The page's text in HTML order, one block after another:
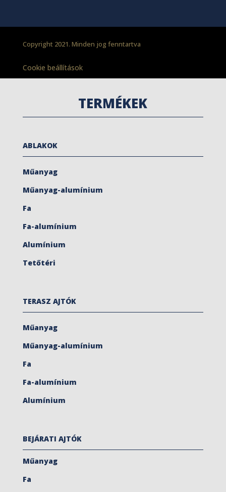
Copyright 2021. Minden jog fenntartva
Cookie beállítások
TERMÉKEK
ABLAKOK
Műanyag
Műanyag-alumínium
Fa
Fa-alumínium
Alumínium
Tetőtéri
TERASZ AJTÓK
Műanyag
Műanyag-alumínium
Fa
Fa-alumínium
Alumínium
BEJÁRATI AJTÓK
Műanyag
Fa